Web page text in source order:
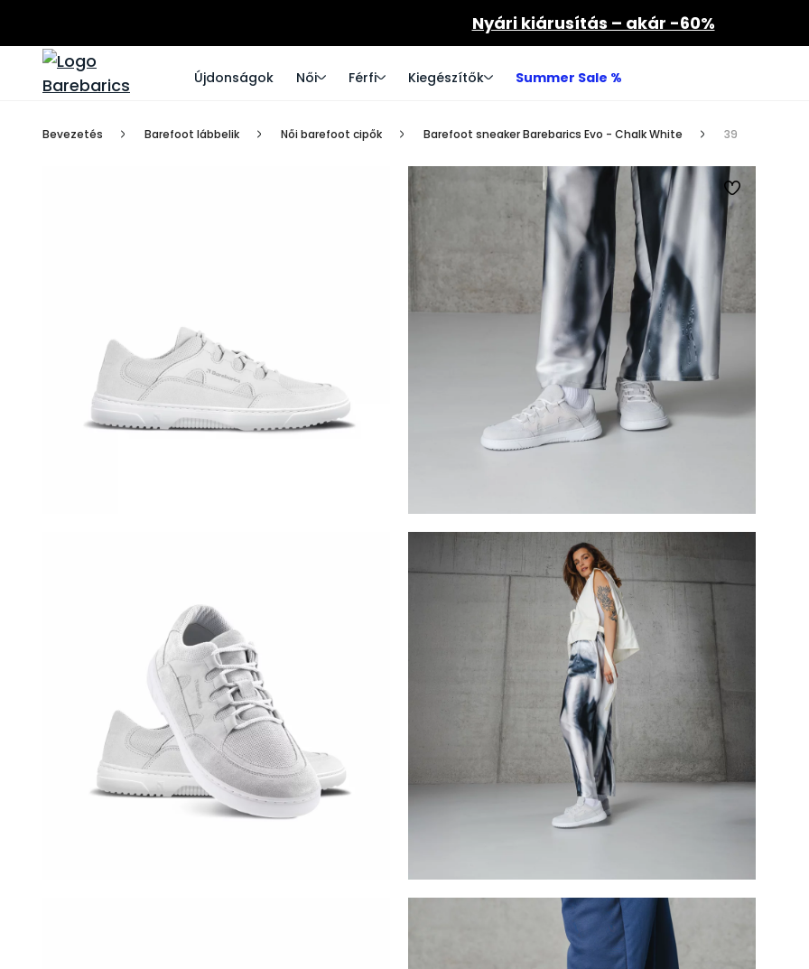
Nyári kiárusítás – akár -60%
Újdonságok Női Férfi Kiegészítők Summer Sale %
Bevezetés Barefoot lábbelik Női barefoot cipők Barefoot sneaker Barebarics Evo - Chalk White 39